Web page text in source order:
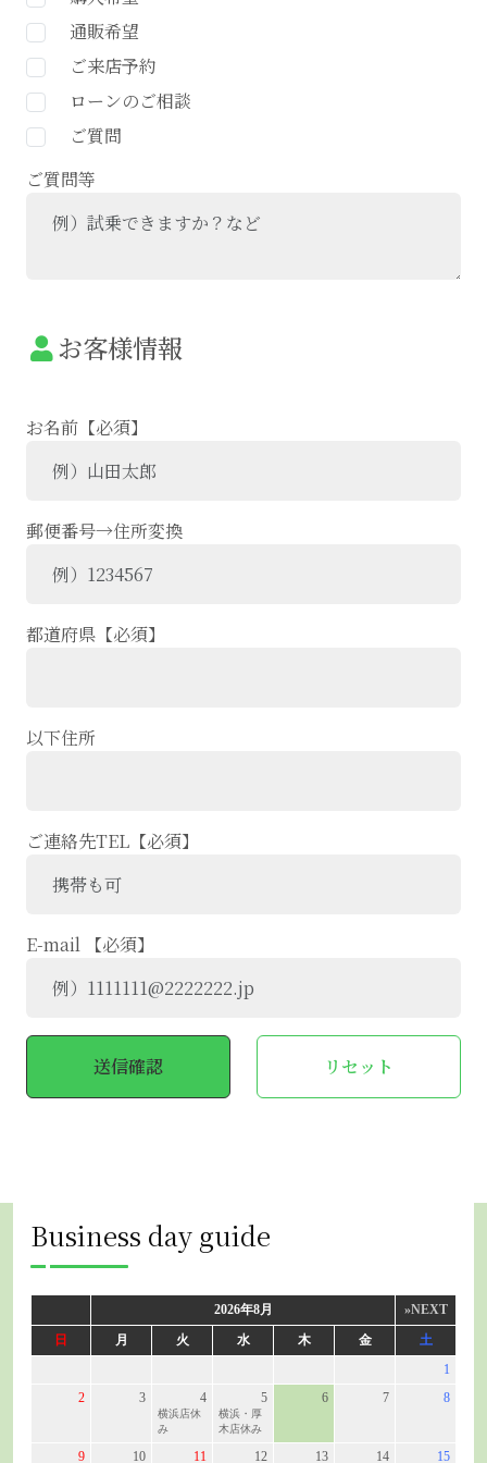
通販希望
ご来店予約
ローンのご相談
ご質問
ご質問等
お客様情報
お名前【必須】
郵便番号→住所変換
都道府県【必須】
以下住所
ご連絡先TEL【必須】
E-mail 【必須】
Business day guide